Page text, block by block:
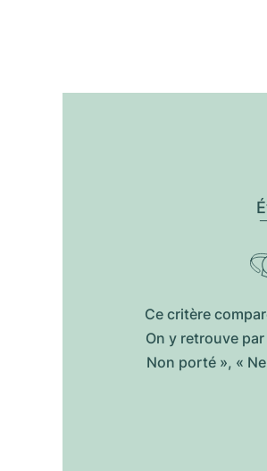
Ce critère
On y retrouve
Non porté », «